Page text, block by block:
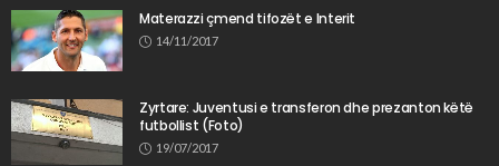
Materazzi çmend tifozët e Interit
14/11/2017
Zyrtare: Juventusi e transferon dhe prezanton këtë
futbollist (Foto)
19/07/2017